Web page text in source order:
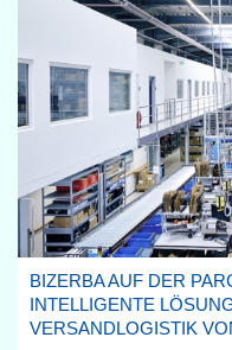
BIZERBA AUF DER
INTELLIGENTE
VERSANDLOGISTIK